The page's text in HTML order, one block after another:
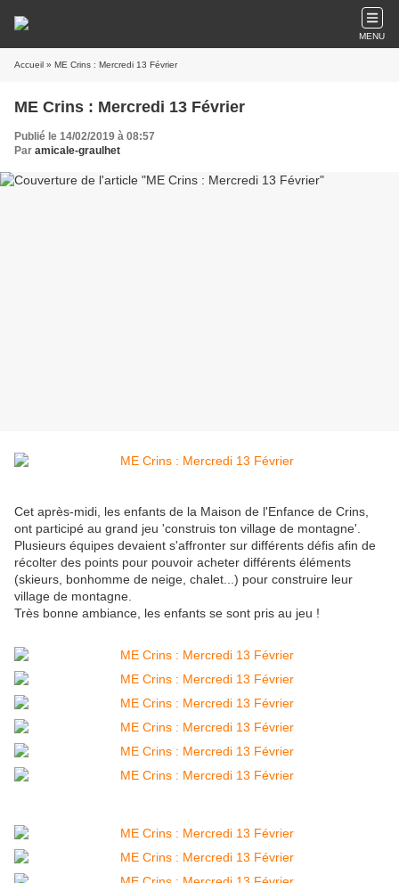
MENU
Accueil » ME Crins : Mercredi 13 Février
ME Crins : Mercredi 13 Février
Publié le 14/02/2019 à 08:57
Par amicale-graulhet
Cet après-midi, les enfants de la Maison de l'Enfance de Crins,
ont participé au grand jeu 'construis ton village de montagne'.
Plusieurs équipes devaient s'affronter sur différents défis afin de
récolter des points pour pouvoir acheter différents éléments
(skieurs, bonhomme de neige, chalet...) pour construire leur
village de montagne.
Très bonne ambiance, les enfants se sont pris au jeu !